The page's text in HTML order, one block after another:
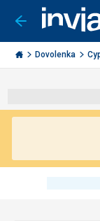
Ísť
späť
Invia.sk
Dovolenka